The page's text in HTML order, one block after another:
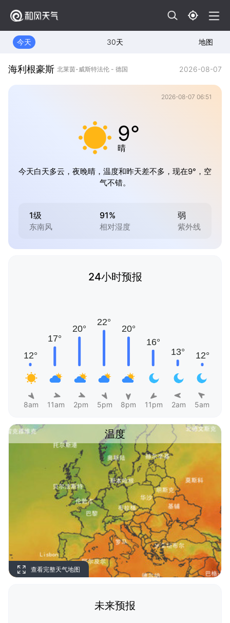
今天 30天 地图
海利根豪斯 北莱茵-威斯特法伦 - 德国 2026-08-07
2026-08-07 06:51
9°
晴
今天白天多云，夜晚晴，温度和昨天差不多，现在9°，空
气不错。
1级
东南风
91%
相对湿度
弱
紫外线
24小时预报
8am 11am 2pm 5pm 8pm 11pm 2am 5am
温度
查看完整天气地图
未来预报